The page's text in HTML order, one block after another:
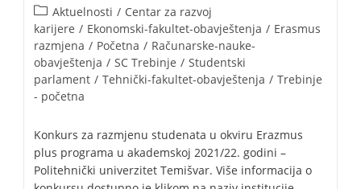
Aktuelnosti / Centar za razvoj
karijere / Ekonomski-fakultet-obavještenja / Erasmus
razmjena / Početna / Računarske-nauke-
obavještenja / SC Trebinje / Studentski
parlament / Tehnički-fakultet-obavještenja / Trebinje
- početna
Konkurs za razmjenu studenata u okviru Erazmus
plus programa u akademskoj 2021/22. godini –
Politehnički univerzitet Temišvar. Više informacija o